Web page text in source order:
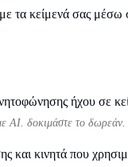
τα κείμενά σας μέσω
AI. δοκιμάστε το δωρεάν.
και κινητά που